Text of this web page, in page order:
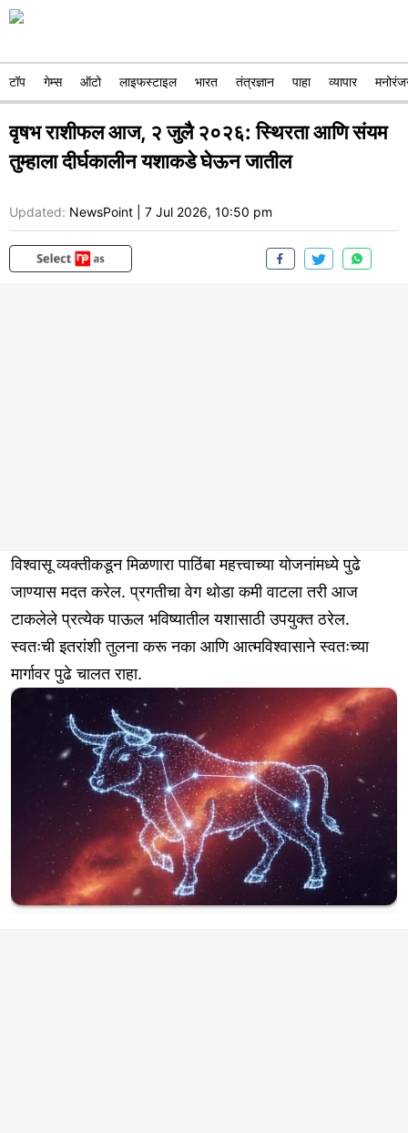
टॉप गेम्स ऑटो लाइफस्टाइल भारत तंत्रज्ञान पाहा व्यापार
वृषभ राशीफल आज, २ जुलै २०२६: स्थिरता आणि संयम
तुम्हाला दीर्घकालीन यशाकडे घेऊन जातील
Updated: NewsPoint 7 Jul 2026, 10:50 pm
विश्वासू व्यक्तीकडून मिळणारा पाठिंबा महत्त्वाच्या योजनांमध्ये पुढे
जाण्यास मदत करेल. प्रगतीचा वेग थोडा कमी वाटला तरी आज
टाकलेले प्रत्येक पाऊल भविष्यातील यशासाठी उपयुक्त ठरेल.
स्वतःची इतरांशी तुलना करू नका आणि आत्मविश्वासाने स्वतःच्या
मार्गावर पुढे चालत राहा.